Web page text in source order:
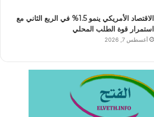
الاقتصاد الأمريكي ينمو 1.5% في الربع الثاني مع
استمرار قوة الطلب المحلي
أغسطس 7, 2026